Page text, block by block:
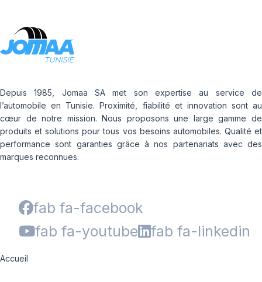
Depuis 1985, Jomaa SA met son expertise au service de
l’automobile en Tunisie. Proximité, fiabilité et innovation sont au
cœur de notre mission. Nous proposons une large gamme de
produits et solutions pour tous vos besoins automobiles. Qualité et
performance sont garanties grâce à nos partenariats avec des
marques reconnues.
fab fa-facebook
fab fa-youtube
fab fa-linkedin
Accueil